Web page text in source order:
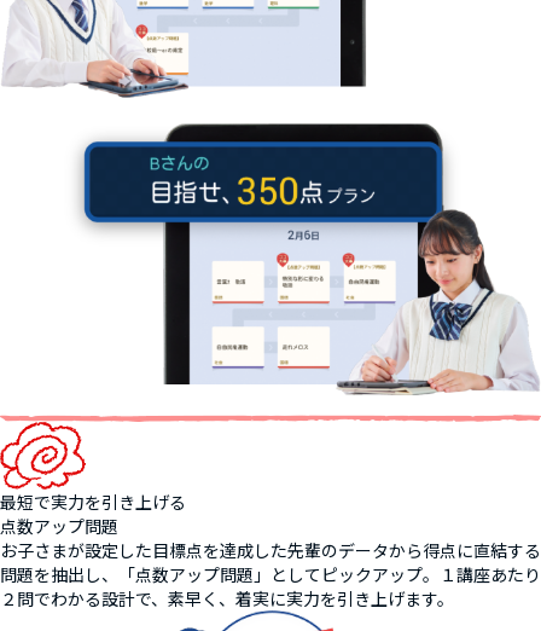
最短で実力を引き上げる
点数アップ問題
お子さまが設定した目標点を達成した先輩のデータから得点に直結する
問題を抽出し、「点数アップ問題」としてピックアップ。１講座あたり
２問でわかる設計で、素早く、着実に実力を引き上げます。